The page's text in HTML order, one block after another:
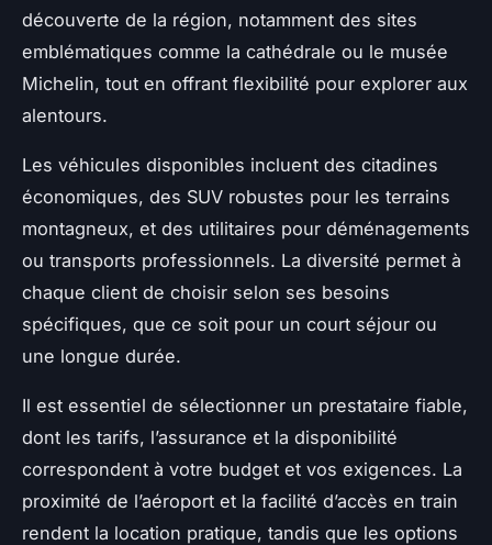
découverte de la région, notamment des sites
emblématiques comme la cathédrale ou le musée
Michelin, tout en offrant flexibilité pour explorer aux
alentours.
Les véhicules disponibles incluent des citadines
économiques, des SUV robustes pour les terrains
montagneux, et des utilitaires pour déménagements
ou transports professionnels. La diversité permet à
chaque client de choisir selon ses besoins
spécifiques, que ce soit pour un court séjour ou
une longue durée.
Il est essentiel de sélectionner un prestataire fiable,
dont les tarifs, l’assurance et la disponibilité
correspondent à votre budget et vos exigences. La
proximité de l’aéroport et la facilité d’accès en train
rendent la location pratique, tandis que les options